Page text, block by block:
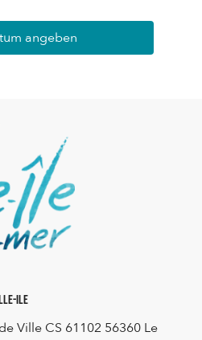
angeben
Ile
Ville CS 61102 56360 Le